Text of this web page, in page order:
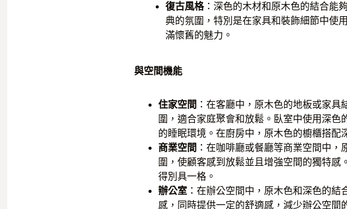
復古風格：深色的木材和原木色的結合能
典的氛圍，特別是在家具和裝飾細節中使
滿懷舊的魅力。
與空間機能
住家空間 ：在客廳中，原木色的地板或家
圍，適合家庭聚會和放鬆。臥室中使用深
的睡眠環境。在廚房中，原木色的櫥櫃搭配
商業空間 ：在咖啡廳或餐廳等商業空間中
圍，使顧客感到放鬆並且增強空間的獨特
得別具一格。
辦公室 ：在辦公空間中，原木色和深色的
感，同時提供一定的舒適感，減少辦公空間